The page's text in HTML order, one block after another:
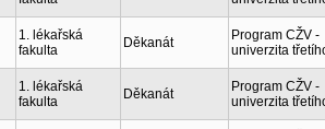
1. lékařská
fakulta
Děkanát
Program CŽV -
univerzita
1. lékařská
fakulta
Děkanát
Program CŽV -
univerzita